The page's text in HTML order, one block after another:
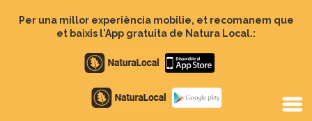
Per una millor experiència mobilie, et recomanem que
et baixis l'App gratuita de Natura Local.:
Apple
store
Google
Play